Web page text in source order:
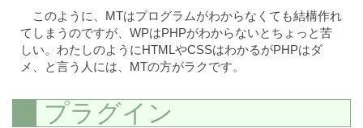
このように、MTはプログラムがわからなくても結構作れ
てしまうのですが、WPはPHPがわからないとちょっと苦
しい。わたしのようにHTMLやCSSはわかるがPHPはダ
メ、と言う人には、MTの方がラクです。
プラグイン